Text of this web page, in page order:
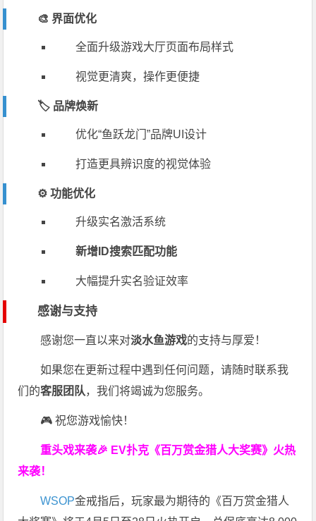
🎨 界面优化
全面升级游戏大厅页面布局样式
视觉更清爽，操作更便捷
🏷️ 品牌焕新
优化“鱼跃龙门”品牌UI设计
打造更具辨识度的视觉体验
⚙️ 功能优化
升级实名激活系统
新增ID搜索匹配功能
大幅提升实名验证效率
感谢与支持
感谢您一直以来对淡水鱼游戏的支持与厚爱！
如果您在更新过程中遇到任何问题，请随时联系我
们的客服团队，我们将竭诚为您服务。
🎮 祝您游戏愉快！
重头戏来袭🎉 EV扑克 《百万赏金猎人大奖赛》 火热
来袭！
WSOP金戒指后，玩家最为期待的《百万赏金猎人